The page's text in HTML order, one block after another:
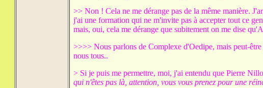
>> Non ! Cela ne me dérange pas de la même manière.
j'ai une formation qui ne m'invite pas à accepter tout ce
mais, oui, cela me dérange que subitement on me dise
>>>> Nous parlons de Complexe d'Oedipe, mais peut-
nous tous..
> Si je puis me permettre, moi, j'ai entendu que Pierre
qui n'êtes pas là, attention, vous vous prenez pour une